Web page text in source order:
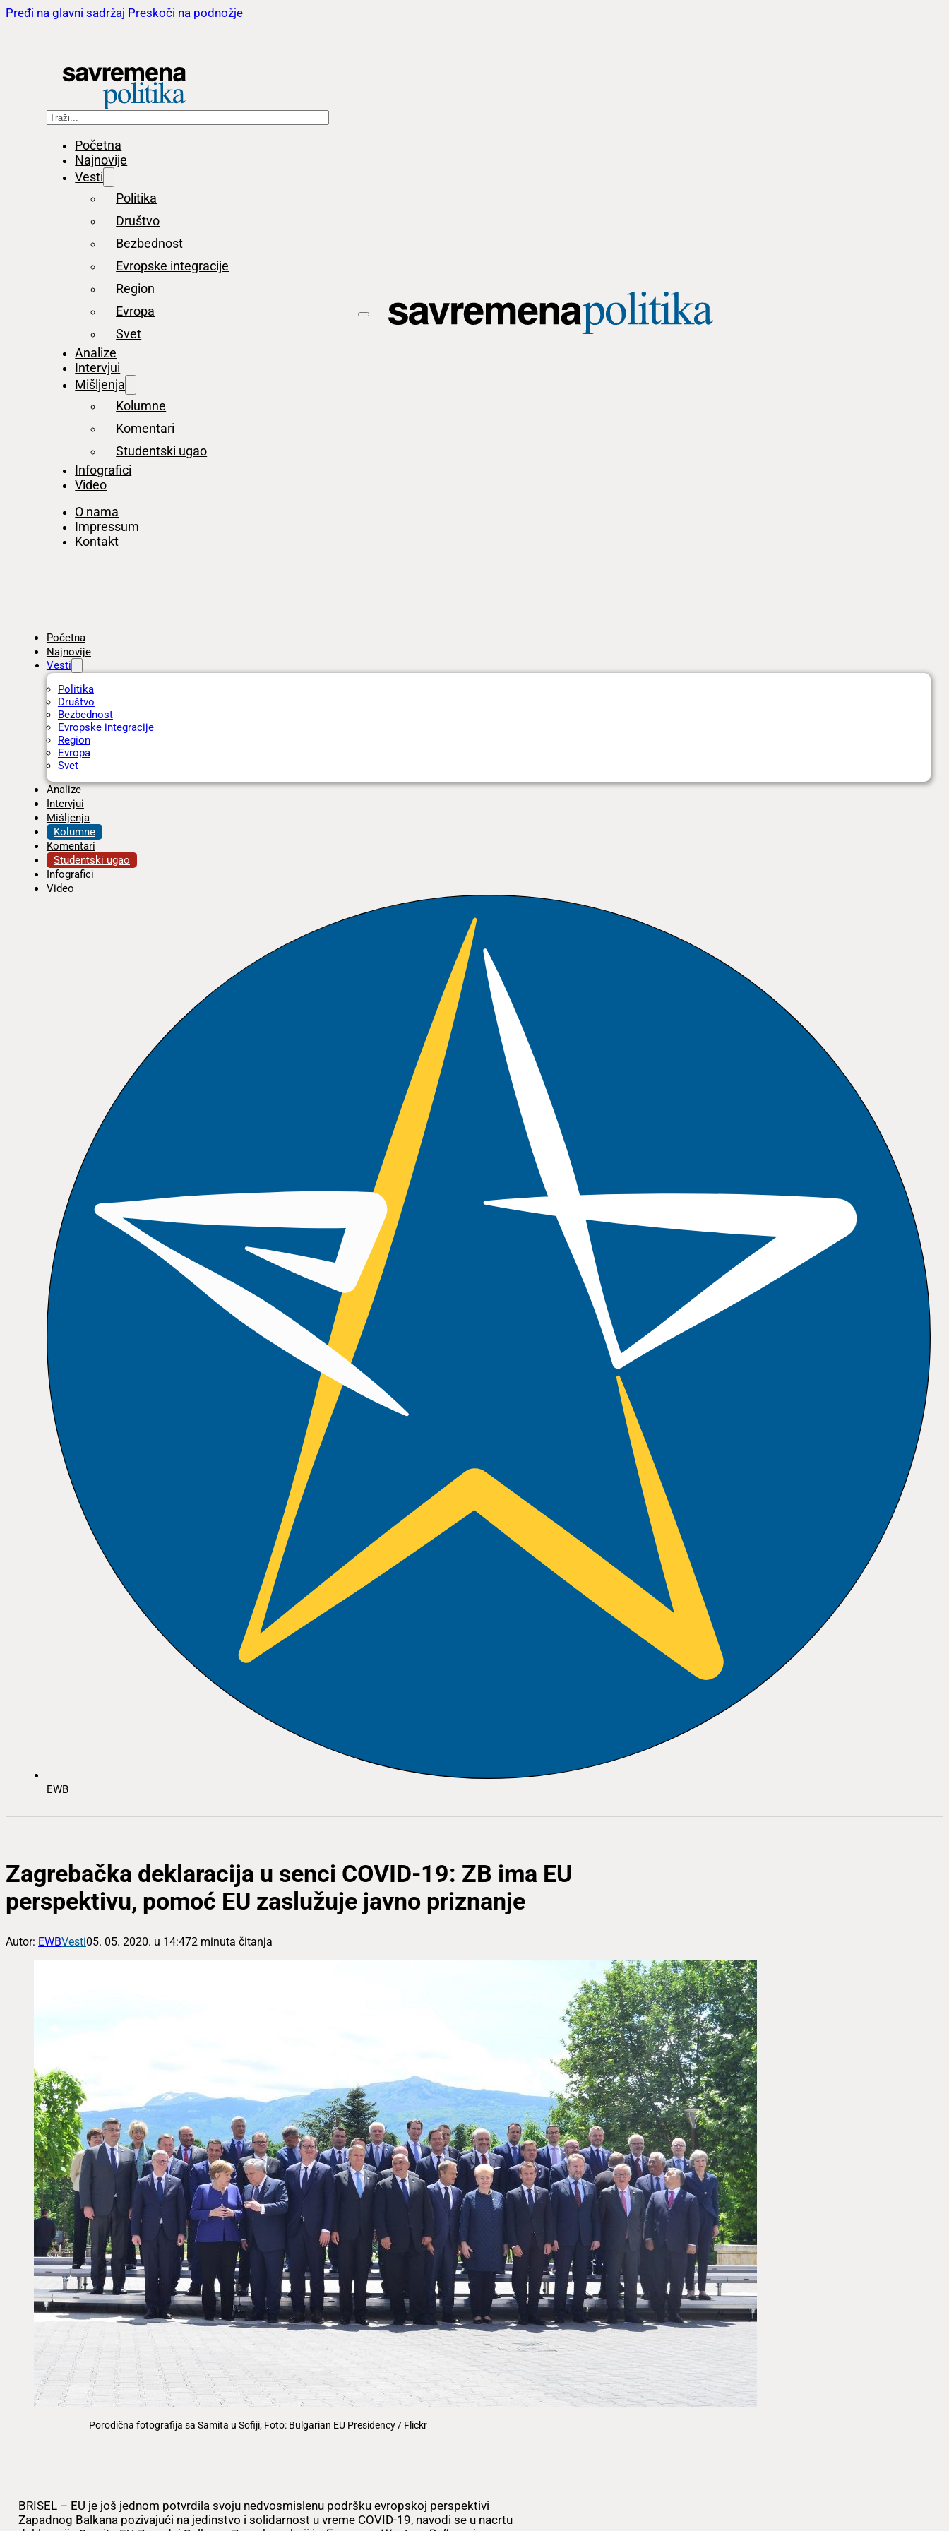
Pređi na glavni sadržaj Preskoči na podnožje
Pretraga
Početna
Najnovije
Vesti
Politika
Društvo
Bezbednost
Evropske integracije
Region
Evropa
Svet
Analize
Intervjui
Mišljenja
Kolumne
Komentari
Studentski ugao
Infografici
Video
O nama
Impressum
Kontakt
Početna
Najnovije
Vesti
Politika
Društvo
Bezbednost
Evropske integracije
Region
Evropa
Svet
Analize
Intervjui
Mišljenja
Kolumne
Komentari
Studentski ugao
Infografici
Video
EWB
Zagrebačka deklaracija u senci COVID-19: ZB ima EU
perspektivu, pomoć EU zaslužuje javno priznanje
Autor: EWBVesti05. 05. 2020. u 14:472 minuta čitanja
Porodična fotografija sa Samita u Sofiji; Foto: Bulgarian EU Presidency / Flickr
BRISEL – EU je još jednom potvrdila svoju nedvosmislenu podršku evropskoj perspektivi
Zapadnog Balkana pozivajući na jedinstvo i solidarnost u vreme COVID-19, navodi se u nacrtu